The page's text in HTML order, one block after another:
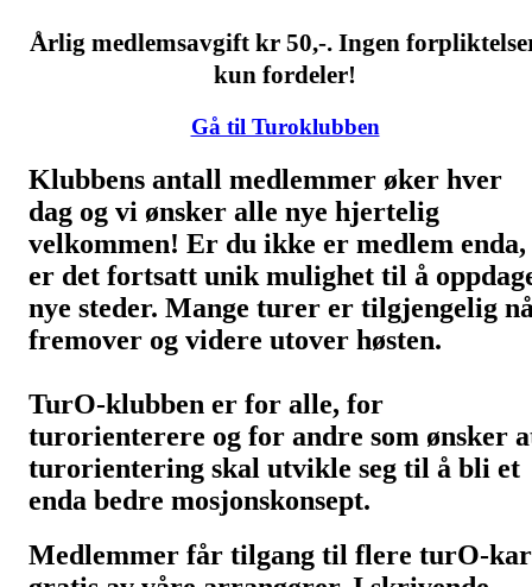
Årlig medlemsavgift kr 50,-. Ingen
kun fordeler!
Gå til Turoklubben
Klubbens antall medlemmer øker hver
dag og vi ønsker alle nye hjertelig
velkommen! Er du ikke er medlem enda,
er det fortsatt unik mulighet til å
nye steder. Mange turer er tilgjengelig
fremover og videre utover høsten.
TurO-klubben er for alle, for
turorienterere og for andre som ønsker
turorientering skal utvikle seg til å bli et
enda bedre mosjonskonsept.
Medlemmer får tilgang til flere turO-